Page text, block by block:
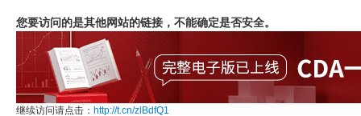
您要访问的是其他网站的链接，不能确定是否安全。
继续访问请点击： http://t.cn/zlBdfQ1